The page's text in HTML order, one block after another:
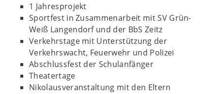
1 Jahresprojekt
Sportfest in Zusammenarbeit mit SV Grün-
Weiß Langendorf und der BbS Zeitz
Verkehrstage mit Unterstützung der
Verkehrswacht, Feuerwehr und Polizei
Abschlussfest der Schulanfänger
Theatertage
Nikolausveranstaltung mit den Eltern